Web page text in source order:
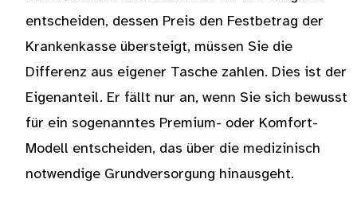
entscheiden, dessen Preis den Festbetrag der
Krankenkasse übersteigt, müssen Sie die
Differenz aus eigener Tasche zahlen. Dies ist der
Eigenanteil. Er fällt nur an, wenn Sie sich bewusst
für ein sogenanntes Premium- oder Komfort-
Modell entscheiden, das über die medizinisch
notwendige Grundversorgung hinausgeht.